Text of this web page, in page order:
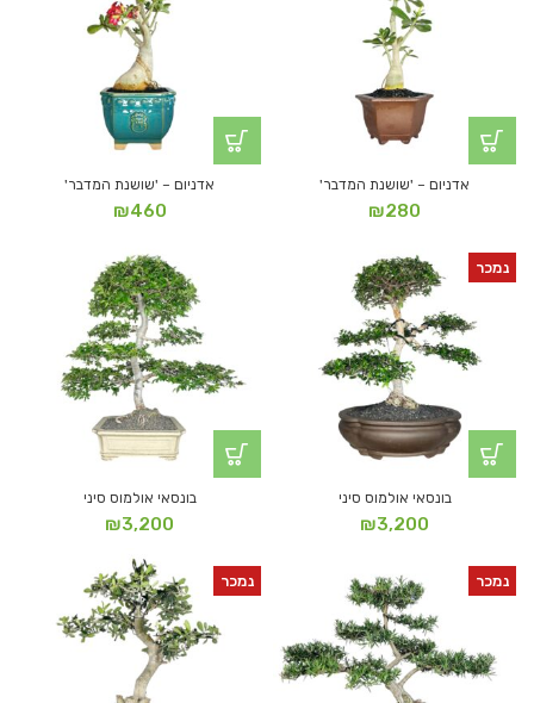
אדניום – 'שושנת המדבר'
₪280
אדניום – 'שושנת המדבר'
₪460
נמכר
בונסאי אולמוס סיני
₪3,200
בונסאי אולמוס סיני
₪3,200
נמכר נמכר